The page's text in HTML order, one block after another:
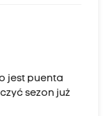
jest puenta
sezon już